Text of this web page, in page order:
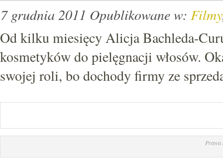
7 grudnia 2011 Opublikowane w: Filmy
Od kilku miesięcy Alicja Bachleda-
kosmetyków do pielęgnacji włosów.
swojej roli, bo dochody firmy ze